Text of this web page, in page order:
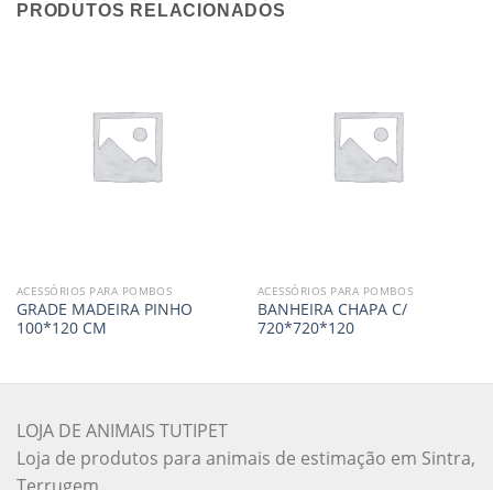
PRODUTOS RELACIONADOS
ACESSÓRIOS PARA POMBOS
GRADE MADEIRA PINHO
100*120 CM
ACESSÓRIOS PARA POMBOS
BANHEIRA CHAPA C/
720*720*120
LOJA DE ANIMAIS TUTIPET
Loja de produtos para animais de estimação em Sintra,